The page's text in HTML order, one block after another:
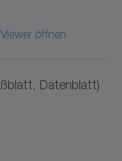
öffnen
Datenblatt)